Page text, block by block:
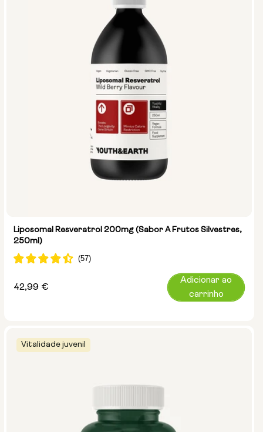
Liposomal Resveratrol 200mg (Sabor A Frutos Silvestres,
250ml)
Preço
42,99 €
Adicionar ao
carrinho
Vitalidade juvenil